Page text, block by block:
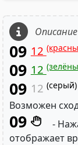
09 12
09 12
09 12 (серый)
Возможен
09
-
отображает